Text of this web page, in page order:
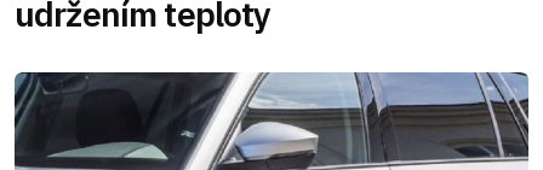
udržením teploty